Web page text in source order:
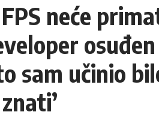
neće
sam učinio